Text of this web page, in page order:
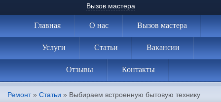
Вызов мастера
Главная О нас Вызов мастера
Услуги Статьи Вакансии
Отзывы Контакты
Ремонт» Статьи » Выбираем встроенную бытовую технику